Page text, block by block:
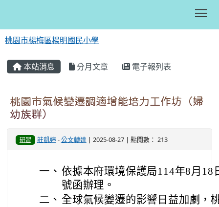
桃園市楊梅區楊明國民小學
本站消息 分月文章 電子報列表
桃園市氣候變遷調適增能培力工作坊（婦
幼族群）
研習 莊凱婷-公文轉達 | 2025-08-27 | 點閱數： 213
一、 依據本府環境保護局114年8月18
號函辦理。
二、 全球氣候變遷的影響日益加劇，